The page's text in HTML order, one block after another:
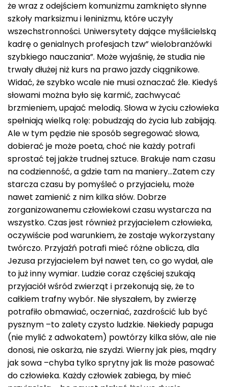
że wraz z odejściem komunizmu zamknięto słynne
szkoły marksizmu i leninizmu, które uczyły
wszechstronności. Uniwersytety dające myślicielską
kadrę o genialnych profesjach tzw” wielobranżówki
szybkiego nauczania”. Może wyjaśnię, że studia nie
trwały dłużej niż kurs na prawo jazdy ciągnikowe.
Widać, że szybko wcale nie musi oznaczać źle. Kiedyś
słowami można było się karmić, zachwycać
brzmieniem, upajać melodią. Słowa w życiu człowieka
spełniają wielką rolę: pobudzają do życia lub zabijają.
Ale w tym pędzie nie sposób segregować słowa,
dobierać je może poeta, choć nie każdy potrafi
sprostać tej jakże trudnej sztuce. Brakuje nam czasu
na codzienność, a gdzie tam na maniery…Zatem czy
starcza czasu by pomyśleć o przyjacielu, może
nawet zamienić z nim kilka słów. Dobrze
zorganizowanemu człowiekowi czasu wystarcza na
wszystko. Czas jest również przyjacielem człowieka,
oczywiście pod warunkiem, że zostaje wykorzystany
twórczo. Przyjaźń potrafi mieć różne oblicza, dla
Jezusa przyjacielem był nawet ten, co go wydał, ale
to już inny wymiar. Ludzie coraz częściej szukają
przyjaciół wśród zwierząt i przekonują się, że to
całkiem trafny wybór. Nie słyszałem, by zwierzę
potrafiło obmawiać, oczerniać, zazdrościć lub być
pysznym –to zalety czysto ludzkie. Niekiedy papuga
(nie mylić z adwokatem) powtórzy kilka słów, ale nie
donosi, nie oskarża, nie szydzi. Wierny jak pies, mądry
jak sowa –chyba tylko sprytny jak lis może pasować
do człowieka. Każdy człowiek zabiega, by mieć